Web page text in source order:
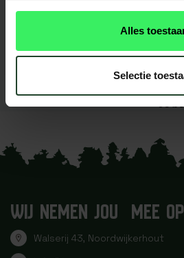
Alles
Selectie
REVIEWS
Dit product heeft nog geen
Je
WIJ NEMEN JOU MEE
Walserij 43, Noordwijkerhout